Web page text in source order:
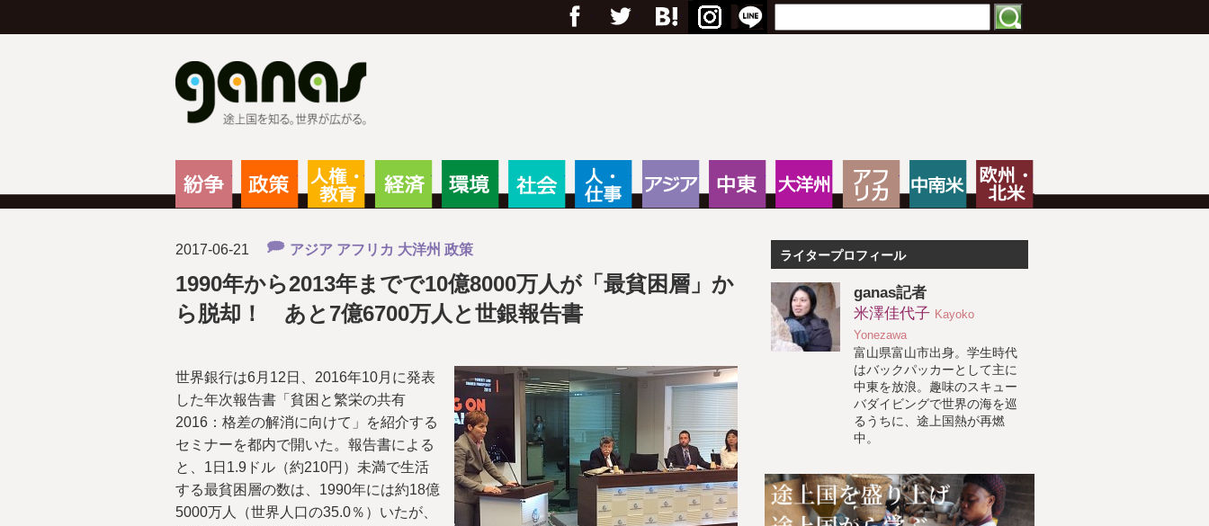
フェイスブック
Twitter Google+はてブ RSS
政策 社会 大洋州 中南米
2017-06-21 アジア アフリカ 大洋州 政策
1990年から2013年までで10億8000万人が「最貧困層」か
ら脱却！ あと7億6700万人と世銀報告書
世界銀行は6月12日、2016年10月に発表
した年次報告書「貧困と繁栄の共有
2016：格差の解消に向けて」を紹介する
セミナーを都内で開いた。報告書による
と、1日1.9ドル（約210円）未満で生活
する最貧困層の数は、1990年には約18億
5000万人（世界人口の35.0％）いたが、
ライタープロフィール
ganas記者
米澤佳代子 Kayoko
Yonezawa
富山県富山市出身。学生時代
はバックパッカーとして主に
中東を放浪。趣味のスキュー
バダイビングで世界の海を巡
るうちに、途上国熱が再燃
中。